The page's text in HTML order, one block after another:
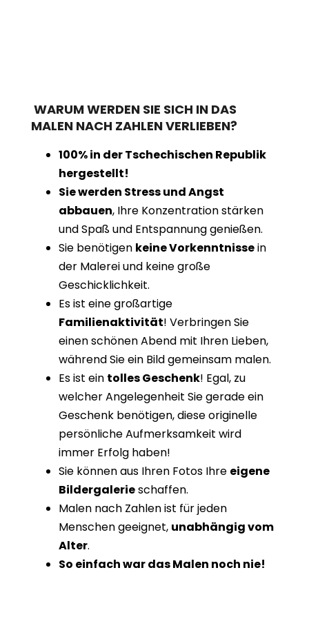
WARUM WERDEN SIE SICH IN DAS
MALEN NACH ZAHLEN VERLIEBEN?
100% in der Tschechischen Republik
hergestellt!
Sie werden Stress und Angst
abbauen, Ihre Konzentration stärken
und Spaß und Entspannung genießen.
Sie benötigen keine Vorkenntnissein
der Malerei und keine große
Geschicklichkeit.
Es ist eine großartige
Familienaktivität! Verbringen Sie
einen schönen Abend mit Ihren Lieben,
während Sie ein Bild gemeinsam malen.
Es ist ein tolles Geschenk! Egal, zu
welcher Angelegenheit Sie gerade ein
Geschenk benötigen, diese originelle
persönliche Aufmerksamkeit wird
immer Erfolg haben!
Sie können aus Ihren Fotos Ihre eigene
Bildergalerieschaffen.
Malen nach Zahlen ist für jeden
Menschen geeignet, unabhängig vom
Alter.
So einfach war das Malen noch nie!